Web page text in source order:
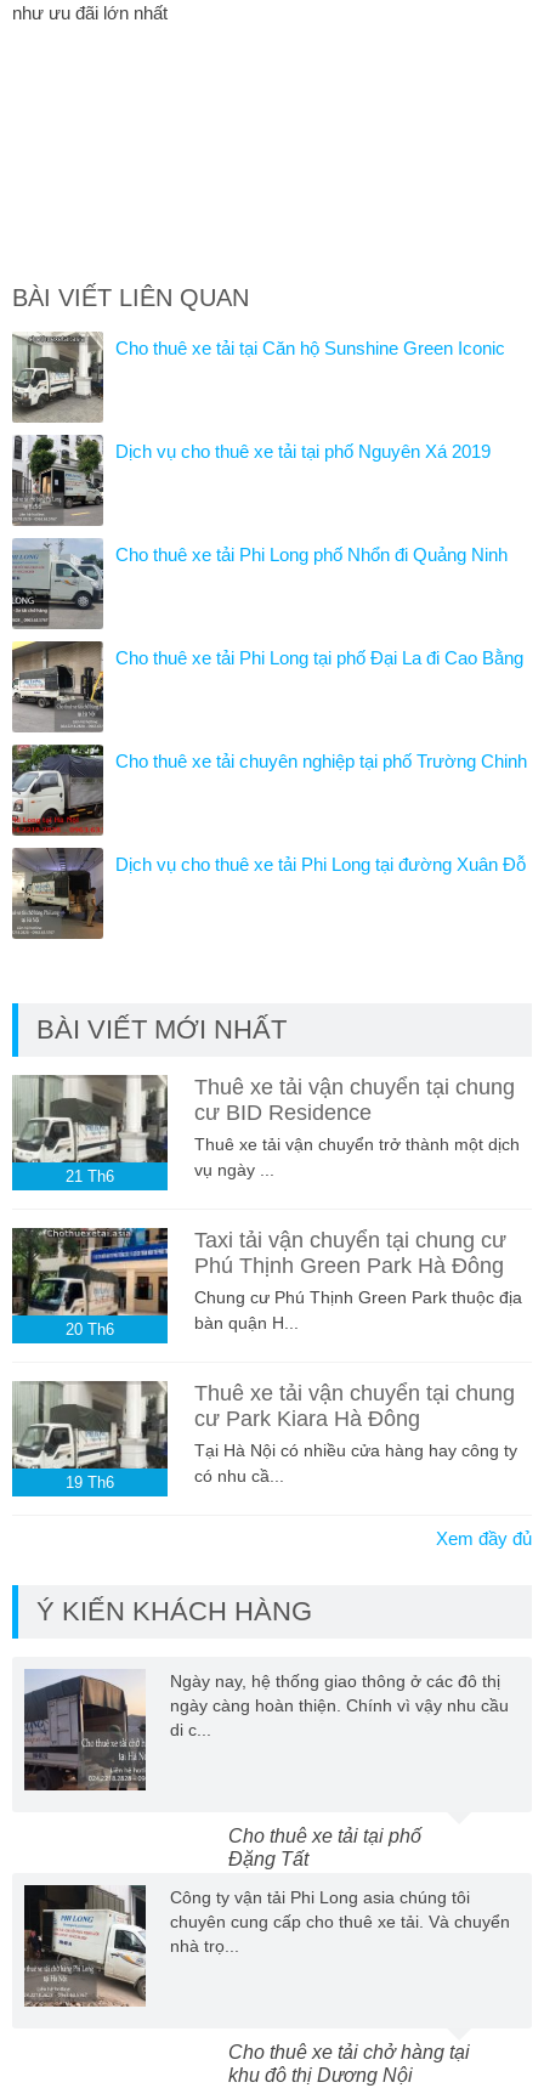
như ưu đãi lớn nhất
BÀI VIẾT LIÊN QUAN
Cho thuê xe tải tại Căn hộ Sunshine Green Iconic
Dịch vụ cho thuê xe tải tại phố Nguyên Xá 2019
Cho thuê xe tải Phi Long phố Nhổn đi Quảng Ninh
Cho thuê xe tải Phi Long tại phố Đại La đi Cao Bằng
Cho thuê xe tải chuyên nghiệp tại phố Trường Chinh
Dịch vụ cho thuê xe tải Phi Long tại đường Xuân Đỗ
BÀI VIẾT MỚI NHẤT
21 Th6
Thuê xe tải vận chuyển tại chung
cư BID Residence
Thuê xe tải vận chuyển trở thành một dịch
vụ ngày ...
20 Th6
Taxi tải vận chuyển tại chung cư
Phú Thịnh Green Park Hà Đông
Chung cư Phú Thịnh Green Park thuộc địa
bàn quận H...
19 Th6
Thuê xe tải vận chuyển tại chung
cư Park Kiara Hà Đông
Tại Hà Nội có nhiều cửa hàng hay công ty
có nhu cầ...
Xem đầy đủ
Ý KIẾN KHÁCH HÀNG
Ngày nay, hệ thống giao thông ở các đô thị
ngày càng hoàn thiện. Chính vì vậy nhu cầu
di c...
Cho thuê xe tải tại phố
Đặng Tất
Công ty vận tải Phi Long asia chúng tôi
chuyên cung cấp cho thuê xe tải. Và chuyển
nhà trọ...
Cho thuê xe tải chở hàng tại
khu đô thị Dương Nội